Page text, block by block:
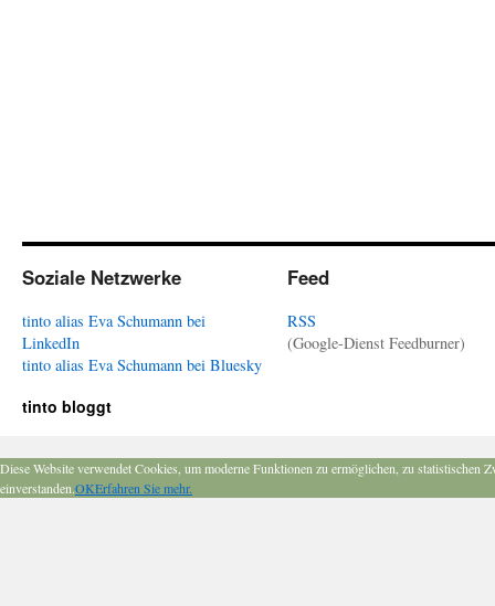
Soziale Netzwerke
tinto alias Eva Schumann bei
LinkedIn
tinto alias Eva Schumann bei Bluesky
Feed
RSS
(Google-Dienst Feedburner)
tinto bloggt
Diese Website verwendet Cookies, um moderne Funktionen zu ermöglichen, zu
einverstanden.OKErfahren Sie mehr.